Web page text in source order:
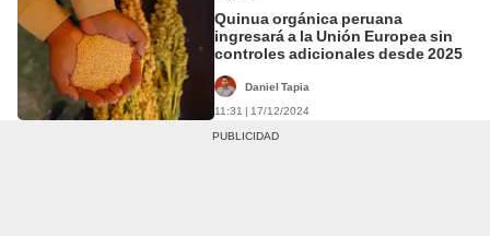
Quinua orgánica peruana
ingresará a la Unión Europea sin
controles adicionales desde 2025
Daniel Tapia
11:31 | 17/12/2024